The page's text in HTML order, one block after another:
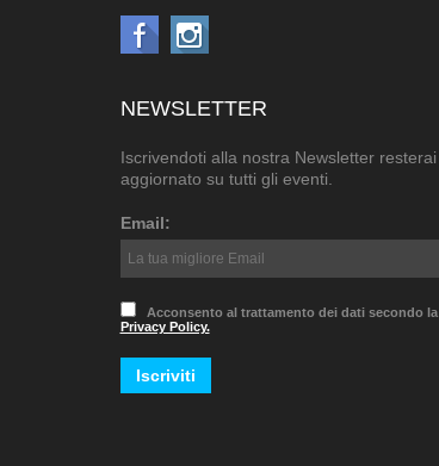
NEWSLETTER
Iscrivendoti alla nostra Newsletter resterai
aggiornato su tutti gli eventi.
Email:
Acconsento al trattamento dei dati secondo la
Privacy Policy.